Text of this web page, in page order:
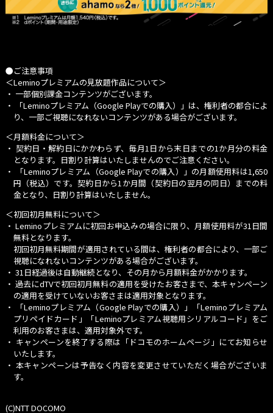
●ご注意事項
＜Leminoプレミアムの見放題作品について＞
・ 一部個別課金コンテンツがございます。
・
「Leminoプレミアム（Google Playでの購入）」 は、権利者の都合によ
り、一部ご視聴になれないコンテンツがある場合がございます。
＜月額料金について＞
・ 契約日・解約日にかかわらず、毎月1日から末日までの1か月分の料金
となります。日割り計算はいたしませんのでご注意ください。
・
「Leminoプレミアム（Google Playでの購入）」 の月額使用料は1,650
円（税込）です。契約日から1か月間（契約日の翌月の同日）までの料
金となり、日割り計算はいたしません。
＜初回初月無料について＞
・ Leminoプレミアムに初回お申込みの場合に限り、月額使用料が31日間
無料となります。
初回初月無料期間が適用されている間は、権利者の都合により、一部ご
視聴になれないコンテンツがある場合がございます。
・ 31日経過後は自動継続となり、その月から月額料金がかかります。
・ 過去にdTVで初回初月無料の適用を受けたお客さまで、本キャンペーン
の適用を受けていないお客さまは適用対象となります。
・
「Leminoプレミアム（Google Playでの購入）」
「Leminoプレミアム
プリペイドカード」「Leminoプレミアム視聴用シリアルコード」をご
利用のお客さまは、適用対象外です。
・ キャンペーンを終了する際は「ドコモのホームページ」にてお知らせ
いたします。
・ 本キャンペーンは予告なく内容を変更させていただく場合がございま
す。
(C)NTT DOCOMO